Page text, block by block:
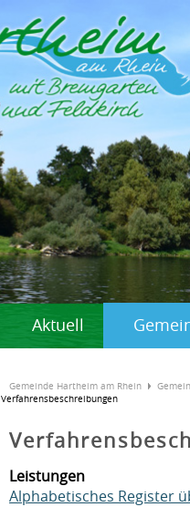
Aktuell
Gemeinde Hartheim am Rhein
Verfahrensbeschreibungen
Leistungen
Alphabetisches Register